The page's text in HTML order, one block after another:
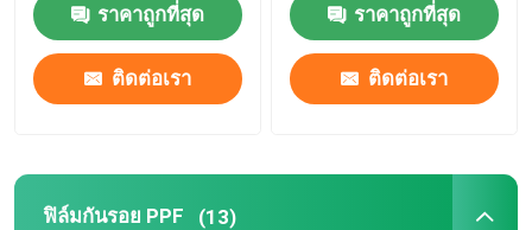
ราคาถูกที่สุด
ติดต่อเรา
ราคาถูกที่สุด
ติดต่อเรา
ฟิล์มกันรอย PPF (13)